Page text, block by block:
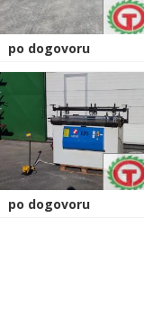
po dogovoru
po dogovoru